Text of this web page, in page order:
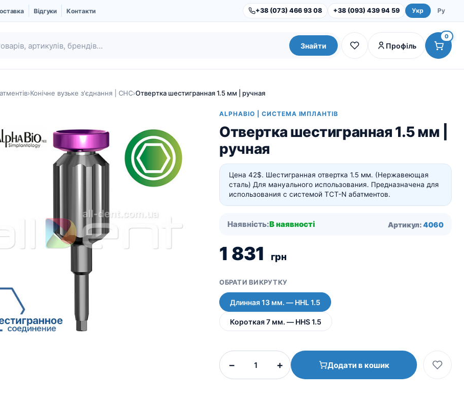
Відгуки Контакти +38 (073) 466 93 08 +38 (093) 439 94 59 Укр Ру
Про компанію UBGEN
Для пацієнтів
Кістковий матеріал RE-
Dental Studio |
Інструменти та набори
Обладнання
Знайти Профіль
0
›Конічне вузьке з'єднання | CHC›Отвертка шестигранная 1.5 мм | ручная
ALPHABIO | СИСТЕМА ІМПЛАНТІВ
Отвертка шестигранная 1.5 мм |
ручная
Цена 42$. Шестигранная отвертка 1.5 мм. (Нержавеющая
сталь) Для мануального использования. Предназначена для
использования с системой TCT-N абатментов.
Наявність:В наявності Артикул:4060
1 831 грн
ОБРАТИ ВИКРУТКУ
Длинная 13 мм. — HHL 1.5
Короткая 7 мм. — HHS 1.5
−
шестигранная
1.5
+ Додати в кошик